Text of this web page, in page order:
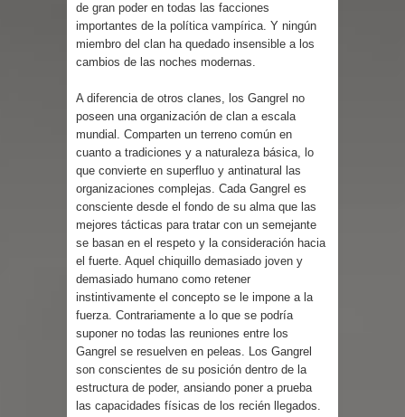
de gran poder en todas las facciones
importantes de la política vampírica. Y ningún
miembro del clan ha quedado insensible a los
cambios de las noches modernas.
A diferencia de otros clanes, los Gangrel no
poseen una organización de clan a escala
mundial. Comparten un terreno común en
cuanto a tradiciones y a naturaleza básica, lo
que convierte en superfluo y antinatural las
organizaciones complejas. Cada Gangrel es
consciente desde el fondo de su alma que las
mejores tácticas para tratar con un semejante
se basan en el respeto y la consideración hacia
el fuerte. Aquel chiquillo demasiado joven y
demasiado humano como retener
instintivamente el concepto se le impone a la
fuerza. Contrariamente a lo que se podría
suponer no todas las reuniones entre los
Gangrel se resuelven en peleas. Los Gangrel
son conscientes de su posición dentro de la
estructura de poder, ansiando poner a prueba
las capacidades físicas de los recién llegados.